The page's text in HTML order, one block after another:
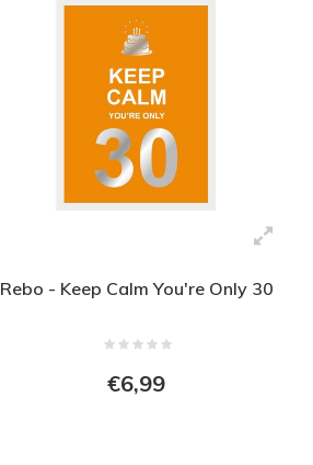
Rebo - Keep Calm You're Only 30
€6,99